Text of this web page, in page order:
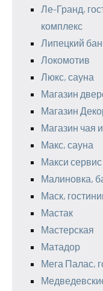
Ле-Гранд,
комплекс
Липецкий
Локомотив
Люкс, сауна
Магазин
Магазин
Магазин чая
Макс, сауна
Макси сервис
Малиновка,
Маск,
Мастак
Мастерская
Матадор
Мега Палас,